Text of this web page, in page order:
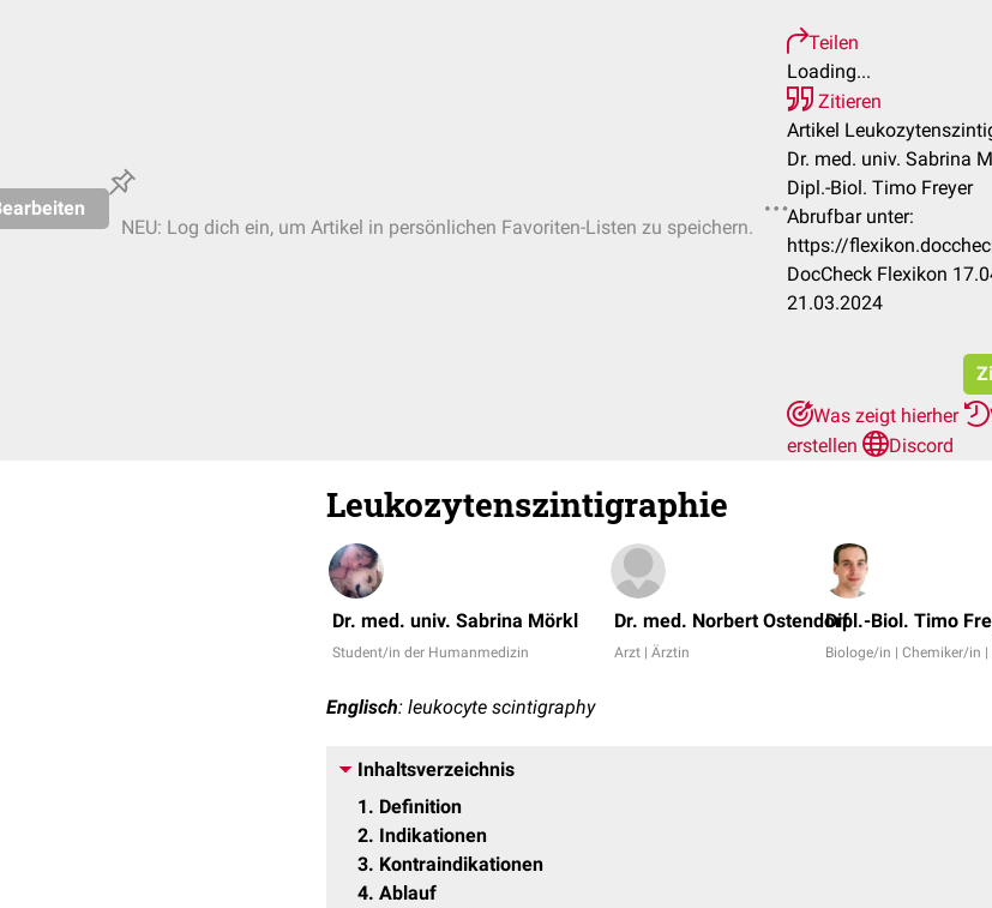
NEU: Log dich ein, um Artikel in persönlichen Favoriten-Listen zu speichern.
Teilen
Loading...
Zitieren
Artikel
Dr. med. univ. Sabrina
Dipl.-Biol. Timo Freyer
Abrufbar unter:
https://
DocCheck Flexikon
21.03.2024
Was zeigt hierher
erstellen
Discord
Leukozytenszintigraphie
Dr. med. univ. Sabrina Mörkl
Student/in der Humanmedizin
Dr. med. Norbert Ostendorf
Arzt | Ärztin
Dipl.-Biol. Timo
Biologe/in | Chemiker/in
Englisch: leukocyte scintigraphy
Inhaltsverzeichnis
1
Definition
2 Indikationen
3 Kontraindikationen
4 Ablauf